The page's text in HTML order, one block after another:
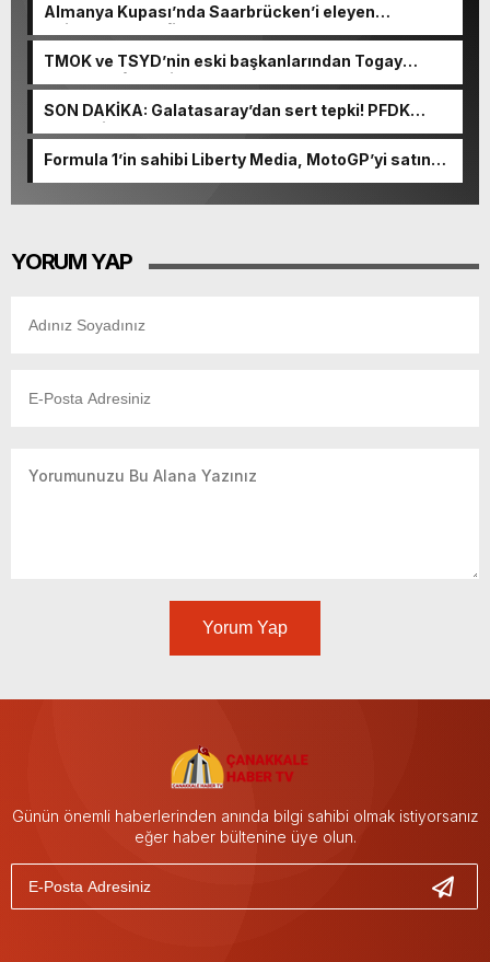
Almanya Kupası’nda Saarbrücken’i eleyen
Kaiserslautern finale kaldı
TMOK ve TSYD’nin eski başkanlarından Togay
Bayatlı vefat etti
SON DAKİKA: Galatasaray’dan sert tepki! PFDK
sevkleri sonrası…
Formula 1’in sahibi Liberty Media, MotoGP’yi satın
YORUM YAP
Yorum Yap
Günün önemli haberlerinden anında bilgi sahibi olmak istiyorsanız
eğer haber bültenine üye olun.